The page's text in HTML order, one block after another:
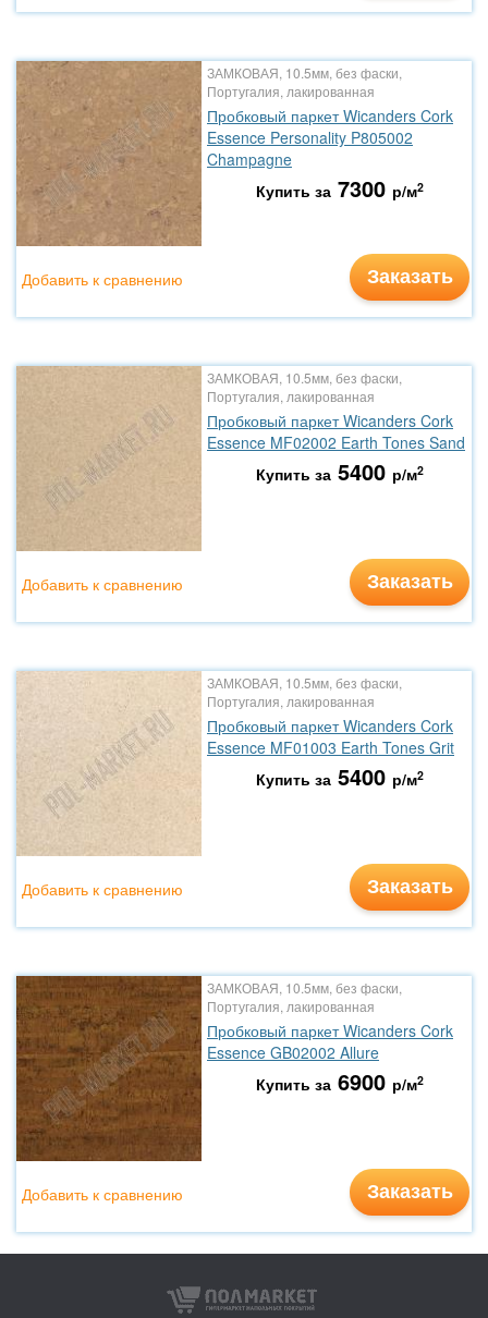
ЗАМКОВАЯ, 10.5мм, без фаски,
Португалия, лакированная
Пробковый паркет Wicanders Cork
Essence Personality P805002
Champagne
Купить за 7300 р/м2
Заказать
Добавить к сравнению
ЗАМКОВАЯ, 10.5мм, без фаски,
Португалия, лакированная
Пробковый паркет Wicanders Cork
Essence MF02002 Earth Tones Sand
Купить за 5400 р/м2
Заказать
Добавить к сравнению
ЗАМКОВАЯ, 10.5мм, без фаски,
Португалия, лакированная
Пробковый паркет Wicanders Cork
Essence MF01003 Earth Tones Grit
Купить за 5400 р/м2
Заказать
Добавить к сравнению
ЗАМКОВАЯ, 10.5мм, без фаски,
Португалия, лакированная
Пробковый паркет Wicanders Cork
Essence GB02002 Allure
Купить за 6900 р/м2
Заказать
Добавить к сравнению